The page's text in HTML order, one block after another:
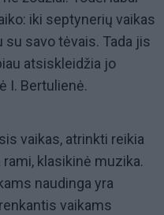
iki septynerių vaikas
su savo tėvais. Tada jis
atsiskleidžia jo
I. Bertulienė.
vaikas, atrinkti reikia
rami, klasikinė muzika.
naudinga yra
vaikams